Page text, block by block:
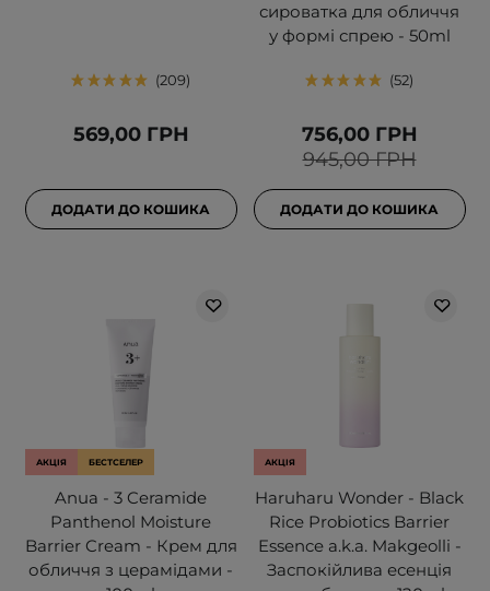
209
569,00 ГРН
ДОДАТИ ДО КОШИКА
сироватка для обличчя
у формі спрею - 50ml
52
945,00 ГРН
756,00 ГРН
ДОДАТИ ДО КОШИКА
АКЦІЯ БЕСТСЕЛЕР
Anua - 3 Ceramide
Panthenol Moisture
Barrier Cream - Крем для
обличчя з церамідами -
АКЦІЯ
Haruharu Wonder - Black
Rice Probiotics Barrier
Essence a.k.a. Makgeolli -
Заспокійлива есенція